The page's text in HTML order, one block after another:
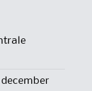
december